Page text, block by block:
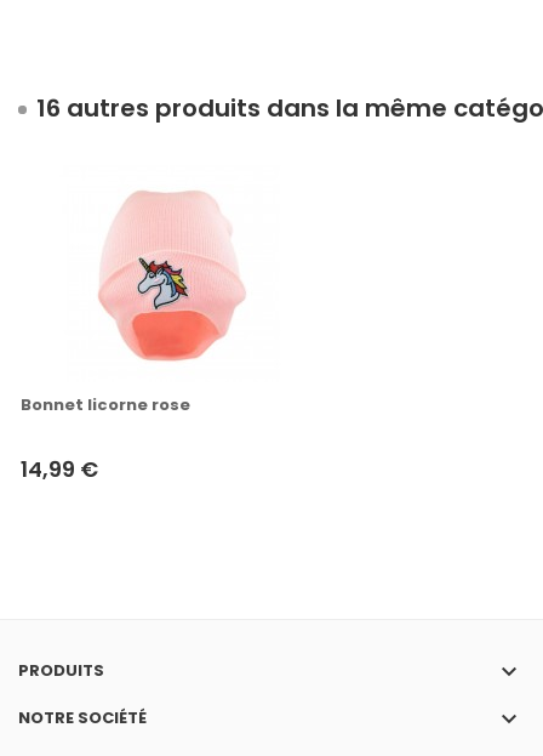
16 autres produits dans la même
Bonnet licorne rose
14,99 €
PRODUITS keyboard_arrow_down
NOTRE SOCIÉTÉ keyboard_arrow_down